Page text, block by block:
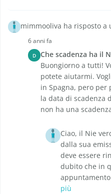
mimmooliva ha risposto a
6 anni fa
D Che scadenza ha il
Buongiorno a tutti!
potete aiutarmi.
in Spagna, pero
la data di scadenza
non ha una
Ciao, il Nie
dalla sua
deve essere
dubito che in
più